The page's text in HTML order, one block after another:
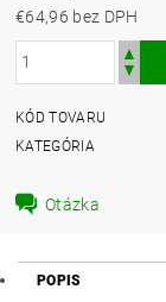
€64,96 bez DPH
KÓD TOVARU
KATEGÓRIA
Otázka
POPIS